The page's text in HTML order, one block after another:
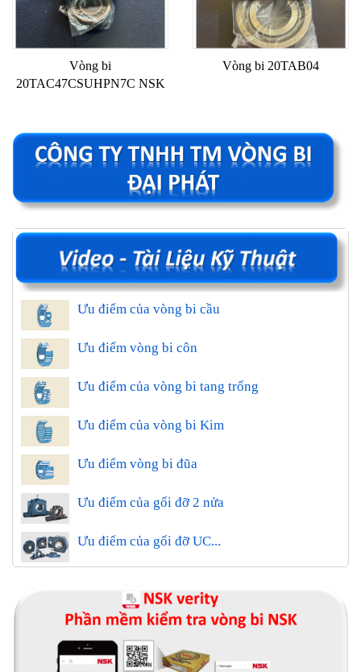
Vòng bi
20TAC47CSUHPN7C NSK
Vòng bi 20TAB04
Ưu điểm của vòng bi cầu
Ưu điểm vòng bi côn
Ưu điểm của vòng bi tang trống
Ưu điểm của vòng bi Kim
Ưu điểm vòng bi đũa
Ưu điểm của gối đỡ 2 nửa
Ưu điểm của gối đỡ UC...